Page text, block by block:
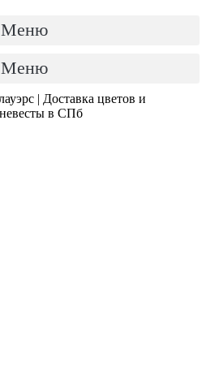
Меню
Меню